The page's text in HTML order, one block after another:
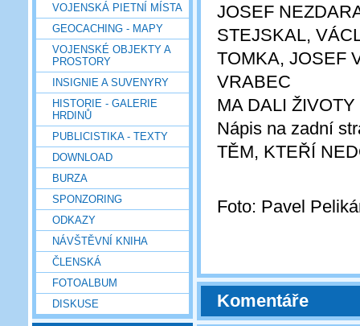
VOJENSKÁ PIETNÍ MÍSTA
GEOCACHING - MAPY
VOJENSKÉ OBJEKTY A
PROSTORY
INSIGNIE A SUVENYRY
HISTORIE - GALERIE
HRDINŮ
PUBLICISTIKA - TEXTY
DOWNLOAD
BURZA
SPONZORING
ODKAZY
NÁVŠTĚVNÍ KNIHA
ČLENSKÁ
FOTOALBUM
DISKUSE
JOSEF
STEJSKAL,
TOMKA, JOSEF
VRABEC
MA DALI
Nápis na zadní
TĚM, KTEŘÍ
Foto: Pavel
Komentáře